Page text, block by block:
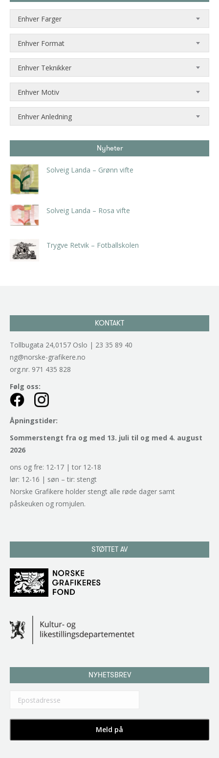
Enhver Farger
Enhver Format
Enhver Teknikker
Enhver Motiv
Enhver Anledning
Nyheter
Solveig Landa – Grønn vifte
Solveig Landa – Rosa vifte
Trygve Retvik – Fotballskolen
KONTAKT
Tollbugata 24,0157 Oslo | 23 35 89 40
ng@norske-grafikere.no
org.nr. 971 435 828
Følg oss:
Åpningstider:
Sommerstengt fra og med 13. juli til og med 4. august
2026
ons og fre: 12-17 | tor 12-18
lør: 12-16 | søn – tir: stengt
Norske Grafikere holder stengt alle røde dager samt
påskeuken og romjulen.
STØTTET AV
NYHETSBREV